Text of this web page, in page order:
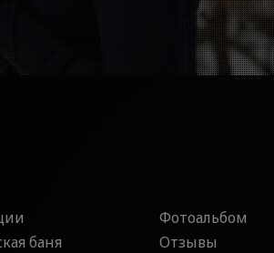
баня
Фотоальбом
Отзывы